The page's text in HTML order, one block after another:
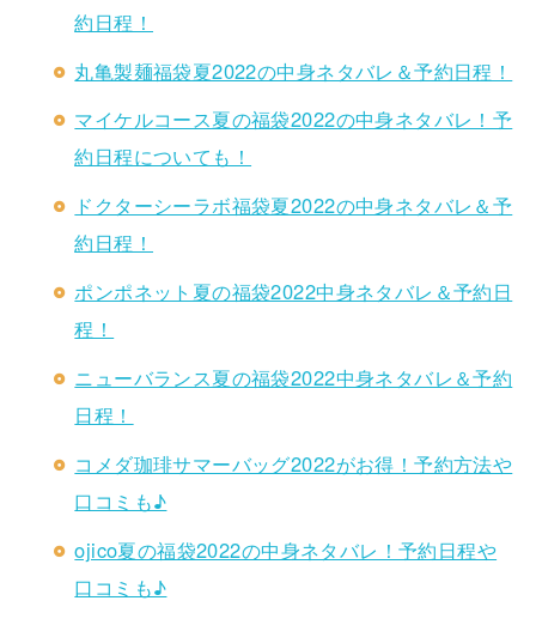
約日程！
丸亀製麺福袋夏2022の中身ネタバレ＆予約日程！
マイケルコース夏の福袋2022の中身ネタバレ！予
約日程についても！
ドクターシーラボ福袋夏2022の中身ネタバレ＆予
約日程！
ポンポネット夏の福袋2022中身ネタバレ＆予約日
程！
ニューバランス夏の福袋2022中身ネタバレ＆予約
日程！
コメダ珈琲サマーバッグ2022がお得！予約方法や
口コミも♪
ojico夏の福袋2022の中身ネタバレ！予約日程や
口コミも♪